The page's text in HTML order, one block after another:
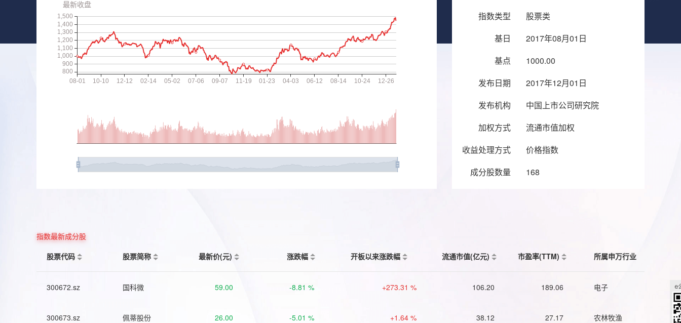
指数类型
股票类
基日
2017年08月01日
基点
1000.00
发布日期
2017年12月01日
发布机构
中国上市公司研究院
加权方式
流通市值加权
收益处理方式
价格指数
成分股数量
168
指数最新成分股
股票代码
股票简称 最新价(元) 涨跌幅 开板以来涨跌幅 流通市值(亿元) 市盈率(TTM) 所属申万行业
300672.sz 国科微 59.00 -8.81 % +273.31 % 106.20 189.06 电子
300673.sz 佩蒂股份 26.00 -5.01 % +1.64 % 38.12 27.17 农林牧渔